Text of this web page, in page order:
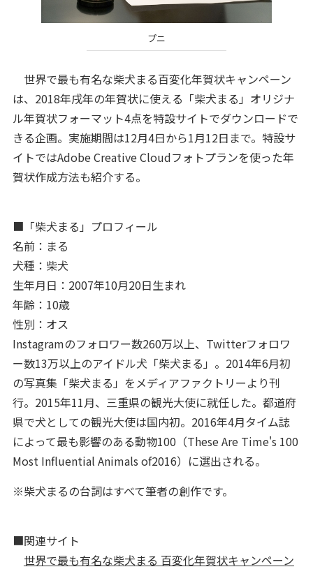
プニ
世界で最も有名な柴犬まる百変化年賀状キャンペーン
は、2018年戌年の年賀状に使える「柴犬まる」オリジナ
ル年賀状フォーマット4点を特設サイトでダウンロードで
きる企画。実施期間は12月4日から1月12日まで。特設サ
イトではAdobe Creative Cloudフォトプランを使った年
賀状作成方法も紹介する。
■「柴犬まる」プロフィール
名前：まる
犬種：柴犬
生年月日：2007年10月20日生まれ
年齢：10歳
性別：オス
Instagramのフォロワー数260万以上、Twitterフォロワ
ー数13万以上のアイドル犬「柴犬まる」。2014年6月初
の写真集「柴犬まる」をメディアファクトリーより刊
行。2015年11月、三重県の観光大使に就任した。都道府
県で犬としての観光大使は国内初。2016年4月タイム誌
によって最も影響のある動物100（These Are Time's 100
Most Influential Animals of2016）に選出される。
※柴犬まるの台詞はすべて筆者の創作です。
■関連サイト
世界で最も有名な柴犬まる 百変化年賀状キャンペーン